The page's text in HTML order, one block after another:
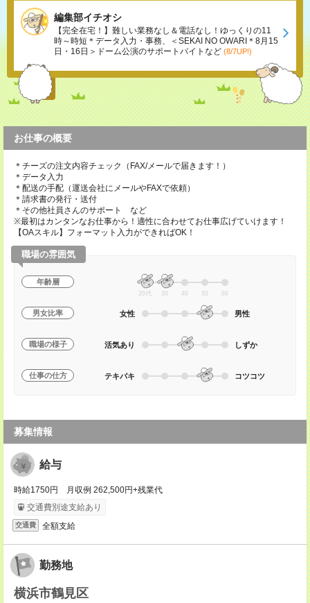
編集部イチオシ
【完全在宅！】難しい業務なし＆電話なし！ゆっくりの11
時～時短＊データ入力・事務、＜SEKAI NO OWARI＊8月15
日・16日＞ドーム公演のサポートバイトなど (8/7UP!)
お仕事の概要
＊チーズの注文内容チェック（FAX/メールで届きます！）
＊データ入力
＊配送の手配（運送会社にメールやFAXで依頼）
＊請求書の発行・送付
＊その他社員さんのサポート など
※最初はカンタンなお仕事から！適性に合わせてお仕事広げていけます！
【OAスキル】フォーマット入力ができればOK！
職場の雰囲気
年齢層
20代 30 40 50 60
男女比率 女性 男性
職場の様子 活気あり しずか
仕事の仕方 テキパキ コツコツ
募集情報
給与
時給1750円 月収例 262,500円+残業代
交通費別途支給あり
交通費 全額支給
勤務地
横浜市鶴見区